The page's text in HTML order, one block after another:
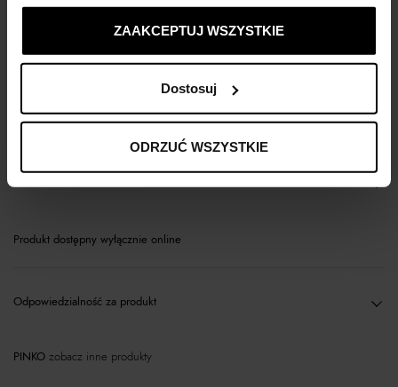
ustawienia prywatności.
ZAAKCEPTUJ WSZYSTKIE
Dostosuj
ODRZUĆ WSZYSTKIE
Produkt partnerski Moliera2
Opis produktu
Materiał
Produkt dostępny wyłącznie online
Odpowiedzialność za produkt
PINKO zobacz inne produkty